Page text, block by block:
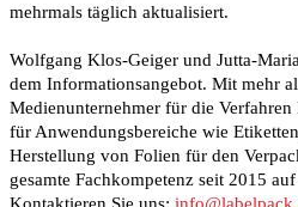
mehrmals täglich aktualisiert.
Wolfgang Klos-Geiger und Jutta-
dem Informationsangebot. Mit mehr
Medienunternehmer für die
für Anwendungsbereiche wie
Herstellung von Folien für den
gesamte Fachkompetenz seit 2015
Kontaktieren Sie uns: